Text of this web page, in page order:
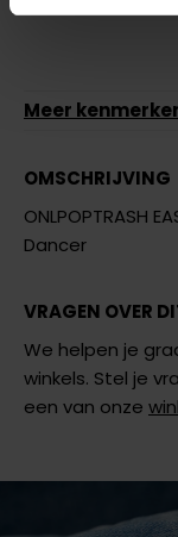
Meer
OMSCHRIJVING
ONLPOPTRASH
Dancer
VRAGEN OVER
We helpen je
winkels. Stel je
een van onze